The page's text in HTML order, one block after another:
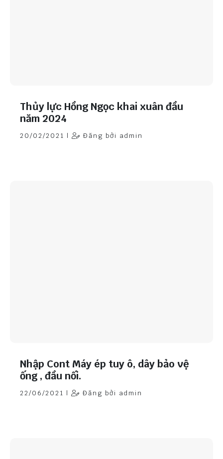
Thủy lực Hồng Ngọc khai xuân đầu
năm 2024
20/02/2021 | Đăng bởi admin
Nhập Cont Máy ép tuy ô, dây bảo vệ
ống , đầu nối.
22/06/2021 | Đăng bởi admin